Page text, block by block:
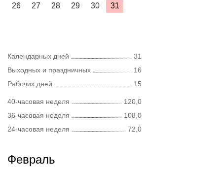
26
27 28 29 30 31
Календарных дней
31
Выходных и праздничных
16
Рабочих дней
15
40-часовая неделя
120,0
36-часовая неделя
108,0
24-часовая неделя
72,0
Февраль